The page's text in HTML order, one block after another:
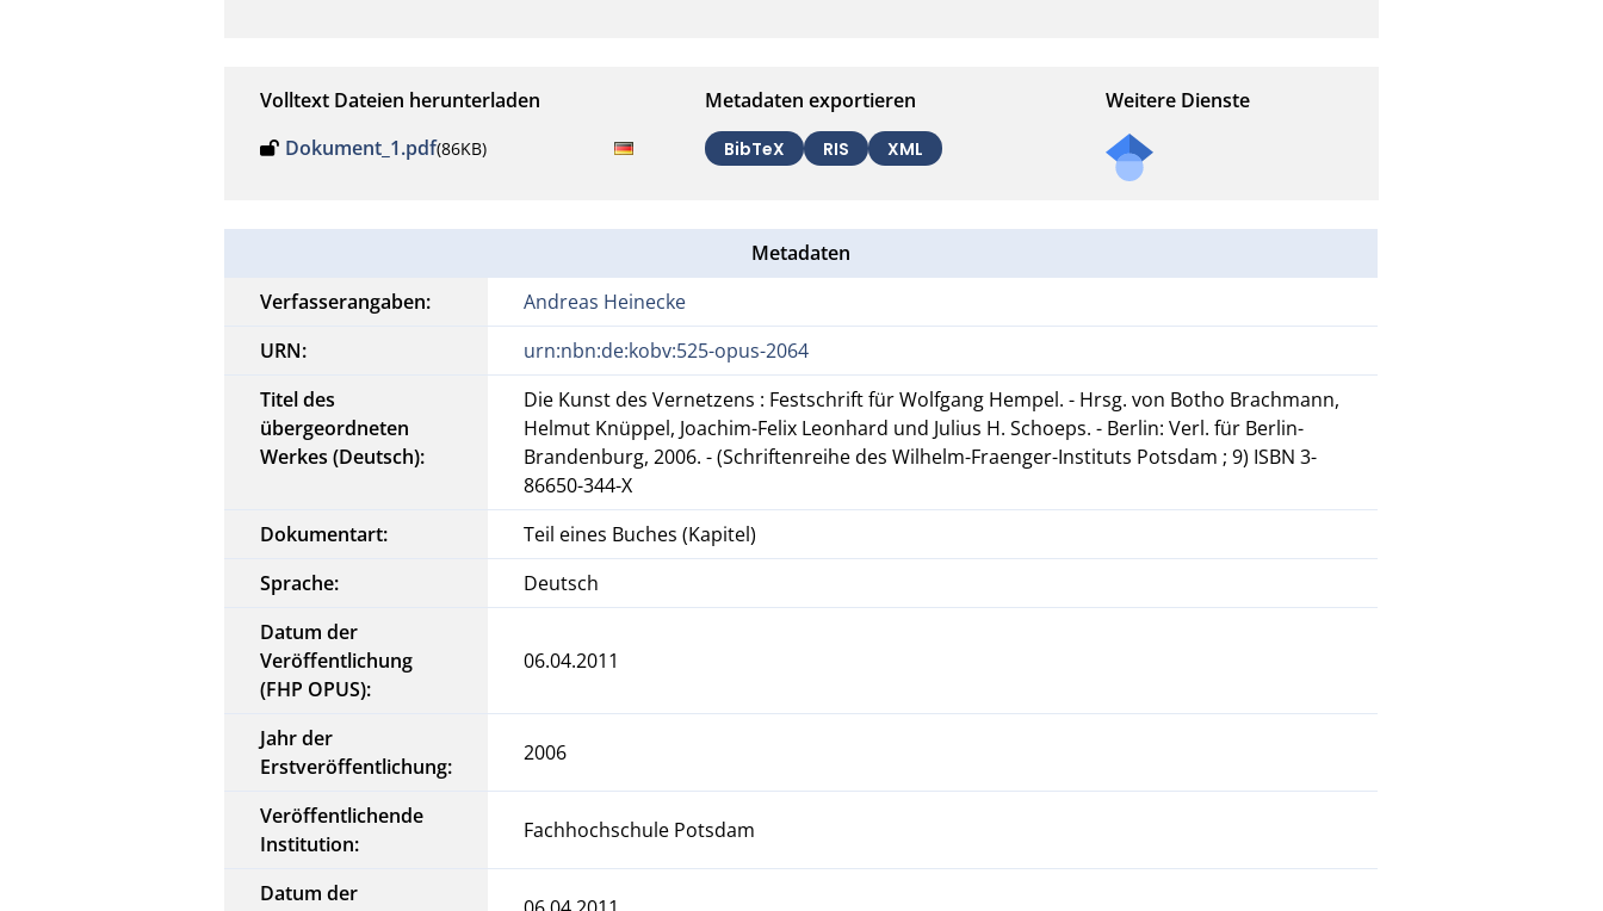
Volltext Dateien herunterladen
Dokument_1.pdf(86KB)
Metadaten exportieren
BibTeX RIS XML
Weitere Dienste
Metadaten
Verfasserangaben:
Andreas Heinecke
URN:
urn:nbn:de:kobv:525-opus-2064
Titel des
übergeordneten
Werkes (Deutsch):
Die Kunst des Vernetzens : Festschrift für Wolfgang Hempel. - Hrsg. von Botho Brachmann,
Helmut Knüppel, Joachim-Felix Leonhard und Julius H. Schoeps. - Berlin: Verl. für Berlin-
Brandenburg, 2006. - (Schriftenreihe des Wilhelm-Fraenger-Instituts Potsdam ; 9) ISBN 3-
86650-344-X
Dokumentart:
Teil eines Buches (Kapitel)
Sprache:
Deutsch
Datum der
Veröffentlichung
(FHP OPUS):
06.04.2011
Jahr der
Erstveröffentlichung:
2006
Veröffentlichende
Institution:
Fachhochschule Potsdam
Datum der